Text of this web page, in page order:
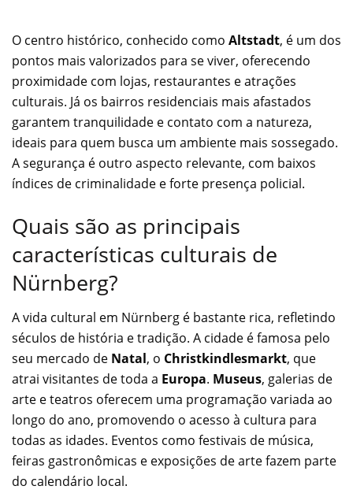
O centro histórico, conhecido como Altstadt, é um dos
pontos mais valorizados para se viver, oferecendo
proximidade com lojas, restaurantes e atrações
culturais. Já os bairros residenciais mais afastados
garantem tranquilidade e contato com a natureza,
ideais para quem busca um ambiente mais sossegado.
A segurança é outro aspecto relevante, com baixos
índices de criminalidade e forte presença policial.
Quais são as principais
características culturais de
Nürnberg?
A vida cultural em Nürnberg é bastante rica, refletindo
séculos de história e tradição. A cidade é famosa pelo
seu mercado de Natal, o Christkindlesmarkt, que
atrai visitantes de toda a Europa. Museus, galerias de
arte e teatros oferecem uma programação variada ao
longo do ano, promovendo o acesso à cultura para
todas as idades. Eventos como festivais de música,
feiras gastronômicas e exposições de arte fazem parte
do calendário local.